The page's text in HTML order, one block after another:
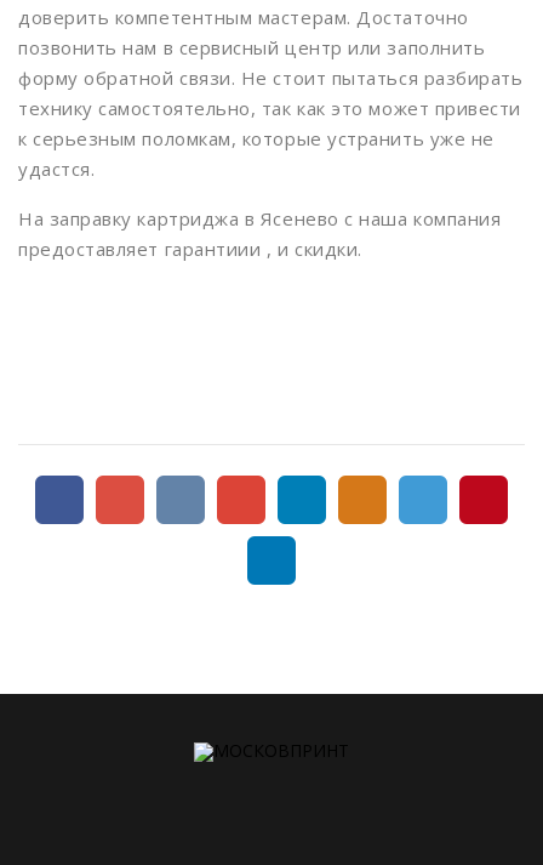
ЗИЛ
Зорге
Зябликово
Измайлово
Калужская
Китай-город
Кожуховская
доверить компетентным мастерам. Достаточно
позвонить нам в сервисный центр или заполнить
форму обратной связи. Не стоит пытаться разбирать
технику самостоятельно, так как это может привести
к серьезным поломкам, которые устранить уже не
удастся.
На заправку картриджа в Ясенево с наша компания
предоставляет гарантиии , и скидки.